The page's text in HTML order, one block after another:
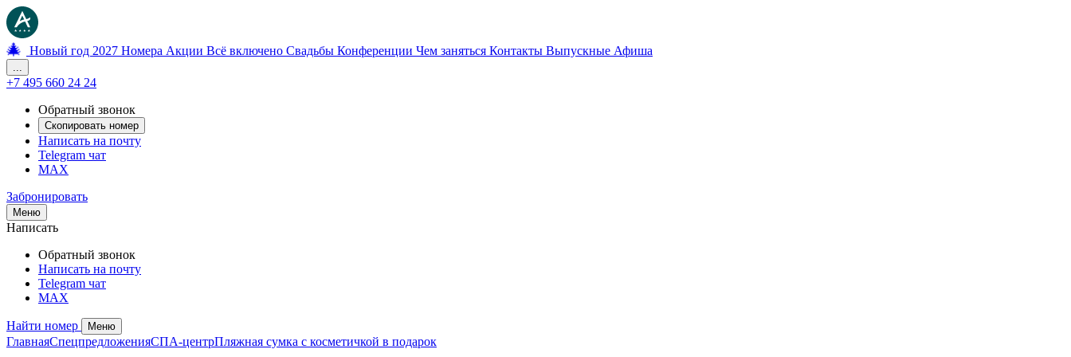
🎄 Новый год 2027 Номера Акции Всё включено Свадьбы Конференции Чем заняться Контакты Выпускные Афиша
...
+7 495 660 24 24
Обратный звонок
Скопировать номер
Написать на почту
Telegram чат
MAX
Забронировать
Меню
Написать
Обратный звонок
Написать на почту
Telegram чат
MAX
Найти номер Меню
ГлавнаяСпецпредложенияСПА-центрПляжная сумка с косметичкой в подарок